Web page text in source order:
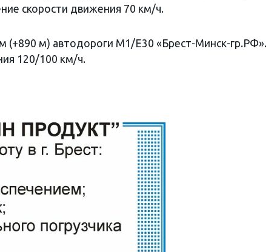
скорости движения 70 км/ч.
(+890 м) автодороги М1/Е30 «Брест-Минск-гр.РФ».
120/100 км/ч.